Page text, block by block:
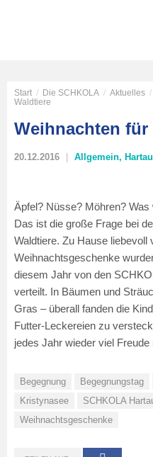
Start / Die SCHKOLA / Aktuelles /
Waldtiere
Weihnachten für
20.12.2016 Allgemein, Hartau
Äpfel? Nüsse? Möhren?
Das ist die große Frage bei
Waldtiere. Zu Hause liebevoll
Weihnachtsgeschenke
diesem Jahr von den
verteilt. In Bäumen und
Gras – überall fanden die
Futter-Leckereien zu
jedes Jahr wieder viel Freude
Begegnung Begegnungstag
Kristynasee
SCHKOLA
Weihnachtsgeschenke